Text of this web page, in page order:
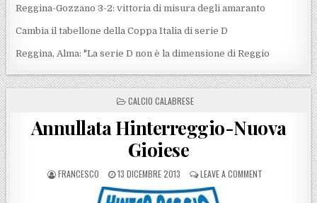
Reggina-Gozzano 3-2: vittoria di misura degli amaranto
Cambia il tabellone della Coppa Italia di serie D
Reggina, Alma: "La serie D non è la dimensione di Reggio
POSTED IN
CALCIO CALABRESE
Annullata Hinterreggio-Nuova
Gioiese
POSTED BY
FRANCESCO POSTED ON
13 DICEMBRE 2013 LEAVE A COMMENT ON